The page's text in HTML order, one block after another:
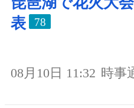
表
78
08月10日 11:32 時事